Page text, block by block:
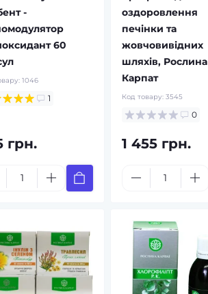
-
60
1046
1
грн.
оздоровлення
печінки та
жовчовивідних
шляхів, Рослина
Карпат
Код товару: 3545
0
1 455 грн.